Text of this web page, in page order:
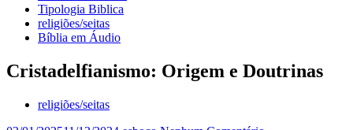
Tipologia Biblica
religiões/seitas
Bíblia em Áudio
Cristadelfianismo: Origem e Doutrinas
religiões/seitas